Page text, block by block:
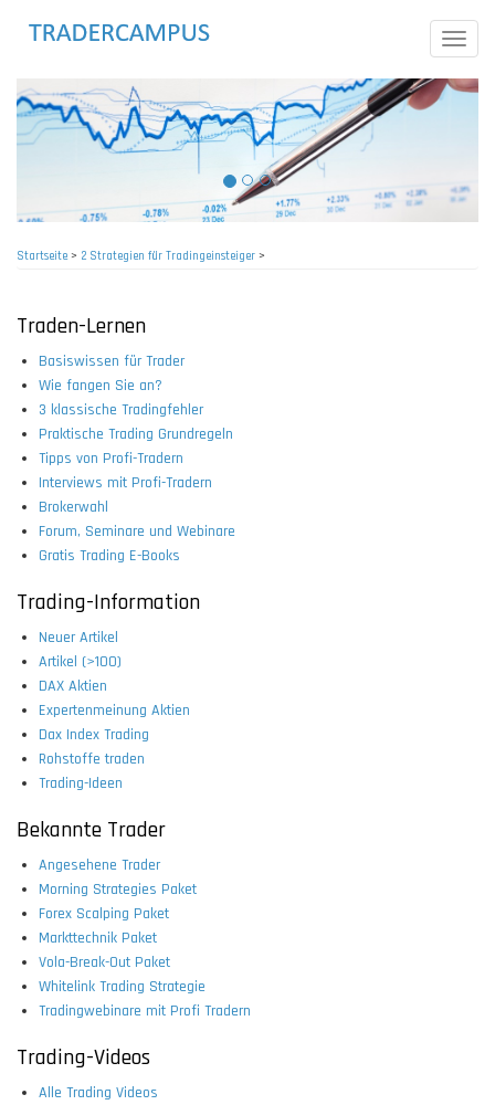
Toggle
Startseite> 2 Strategien für Tradingeinsteiger >
Traden-Lernen
Basiswissen für Trader
Wie fangen Sie an?
3 klassische Tradingfehler
Praktische Trading Grundregeln
Tipps von Profi-Tradern
Interviews mit Profi-Tradern
Brokerwahl
Forum, Seminare und Webinare
Gratis Trading E-Books
Trading-Information
Neuer Artikel
Artikel (>100)
DAX Aktien
Expertenmeinung Aktien
Dax Index Trading
Rohstoffe traden
Trading-Ideen
Bekannte Trader
Angesehene Trader
Morning Strategies Paket
Forex Scalping Paket
Markttechnik Paket
Vola-Break-Out Paket
Whitelink Trading Strategie
Tradingwebinare mit Profi Tradern
Trading-Videos
Alle Trading Videos